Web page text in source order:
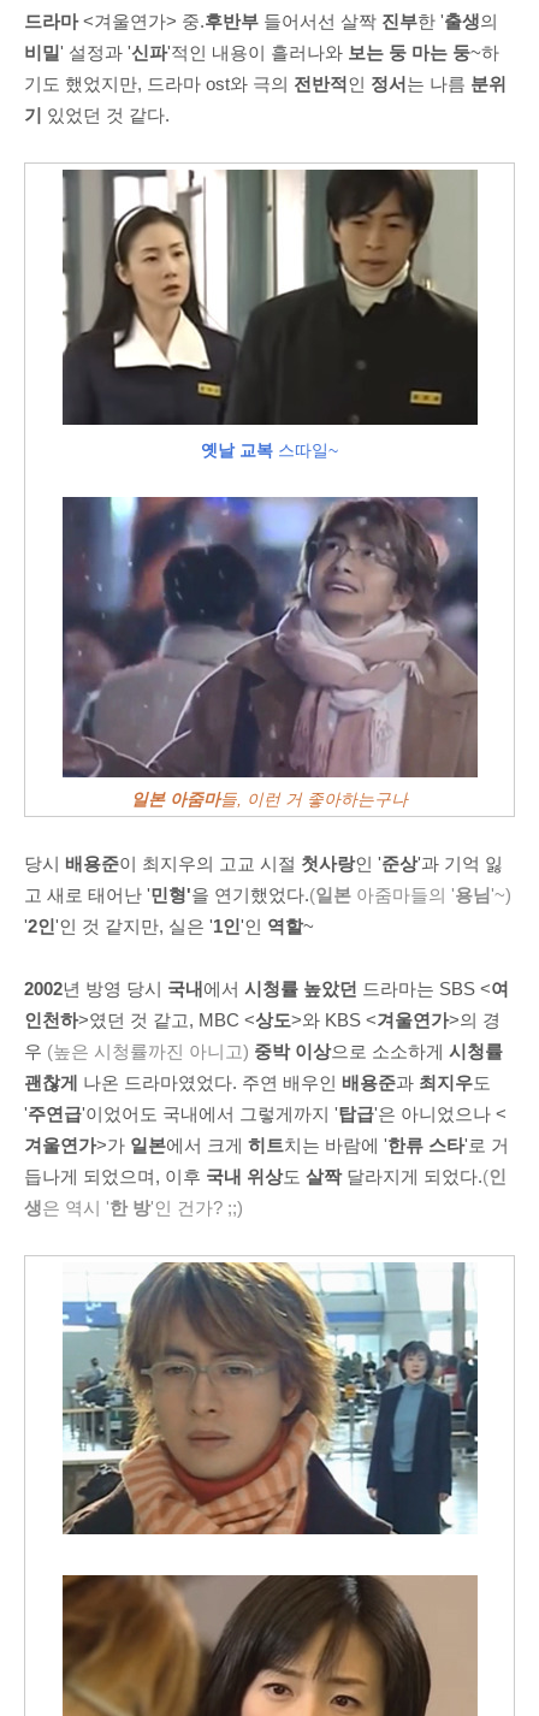
드라마<겨울연가> 중.후반부 들어서선 살짝 진부한 '출생의
비밀' 설정과 '신파'적인 내용이 흘러나와 보는 둥 마는 둥~하
기도 했었지만, 드라마 ost와 극의 전반적인 정서는 나름 분위
기 있었던 것 같다.
옛날 교복 스따일~
일본 아줌마들, 이런 거 좋아하는구나
당시 배용준이 최지우의 고교 시절 첫사랑인 '준상'과 기억 잃
고 새로 태어난 '민형'을 연기했었다.(일본 아줌마들의 '용님'~)
'2인'인 것 같지만, 실은 '1인'인 역할~
2002년 방영 당시 국내 에서 시청률 높았던 드라마는 SBS <여
인천하>였던 것 같고, MBC <상도>와 KBS <겨울연가>의 경
우 (높은 시청률까진 아니고) 중박 이상으로 소소하게 시청률
괜찮게 나온 드라마였었다. 주연 배우인 배용준과 최지우도
'주연급'이었어도 국내에서 그렇게까지 '탑급'은 아니었으나 <
겨울연가>가 일본에서 크게 히트치는 바람에 '한류 스타'로 거
듭나게 되었으며, 이후 국내 위상도 살짝달라지게 되었다.(인
생은 역시 '한 방'인 건가? ;;)